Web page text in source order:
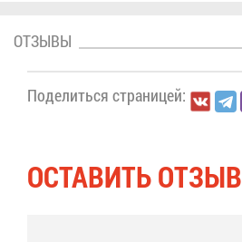
ОТ­ЗЫ­ВЫ
По­де­лить­ся стра­ни­цей:
ОСТА­ВИТЬ ОТ­ЗЫВ